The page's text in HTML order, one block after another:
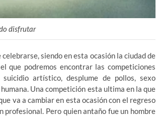
disfrutar
siendo en esta ocasión la ciudad de
que podremos encontrar las competiciones
artístico, desplume de pollos, sexo
Una competición esta ultima en la que
va a cambiar en esta ocasión con el regreso
Pero quien antaño fue un hombre